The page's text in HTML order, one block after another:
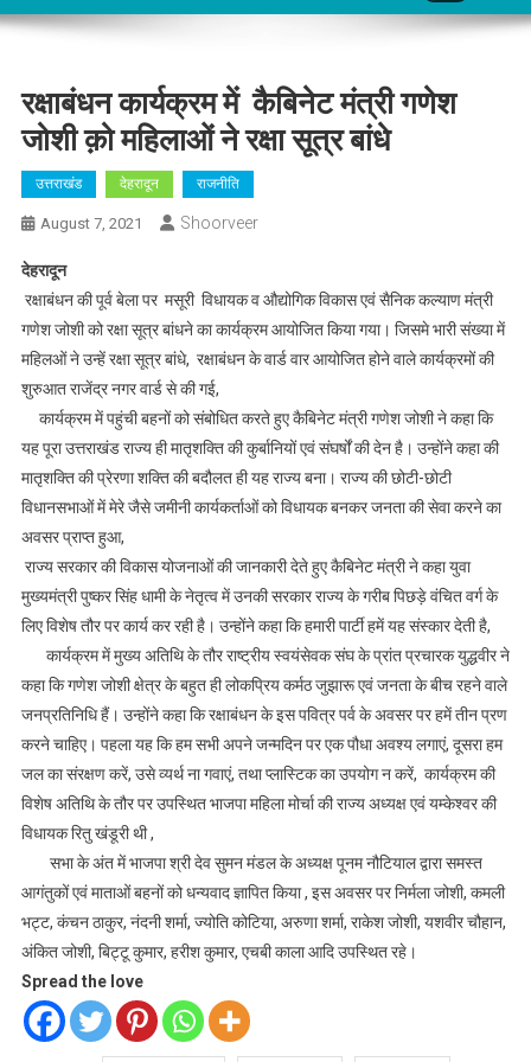
रक्षाबंधन कार्यक्रम में कैबिनेट मंत्री गणेश
जोशी क़ो महिलाओं ने रक्षा सूत्र बांधे
उत्तराखंड देहरादून राजनीति
August 7, 2021 Shoorveer
देहरादून
रक्षाबंधन की पूर्व बेला पर मसूरी विधायक व औद्योगिक विकास एवं सैनिक कल्याण मंत्री
गणेश जोशी को रक्षा सूत्र बांधने का कार्यक्रम आयोजित किया गया। जिसमे भारी संख्या में
महिलओं ने उन्हें रक्षा सूत्र बांधे, रक्षाबंधन के वार्ड वार आयोजित होने वाले कार्यक्रमों की
शुरुआत राजेंद्र नगर वार्ड से की गई,
कार्यक्रम में पहुंची बहनों को संबोधित करते हुए कैबिनेट मंत्री गणेश जोशी ने कहा कि
यह पूरा उत्तराखंड राज्य ही मातृशक्ति की कुर्बानियों एवं संघर्षों की देन है। उन्होंने कहा की
मातृशक्ति की प्रेरणा शक्ति की बदौलत ही यह राज्य बना। राज्य की छोटी-छोटी
विधानसभाओं में मेरे जैसे जमीनी कार्यकर्ताओं को विधायक बनकर जनता की सेवा करने का
अवसर प्राप्त हुआ,
राज्य सरकार की विकास योजनाओं की जानकारी देते हुए कैबिनेट मंत्री ने कहा युवा
मुख्यमंत्री पुष्कर सिंह धामी के नेतृत्व में उनकी सरकार राज्य के गरीब पिछड़े वंचित वर्ग के
लिए विशेष तौर पर कार्य कर रही है। उन्होंने कहा कि हमारी पार्टी हमें यह संस्कार देती है,
कार्यक्रम में मुख्य अतिथि के तौर राष्ट्रीय स्वयंसेवक संघ के प्रांत प्रचारक युद्धवीर ने
कहा कि गणेश जोशी क्षेत्र के बहुत ही लोकप्रिय कर्मठ जुझारू एवं जनता के बीच रहने वाले
जनप्रतिनिधि हैं। उन्होंने कहा कि रक्षाबंधन के इस पवित्र पर्व के अवसर पर हमें तीन प्रण
करने चाहिए। पहला यह कि हम सभी अपने जन्मदिन पर एक पौधा अवश्य लगाएं, दूसरा हम
जल का संरक्षण करें, उसे व्यर्थ ना गवाएं, तथा प्लास्टिक का उपयोग न करें, कार्यक्रम की
विशेष अतिथि के तौर पर उपस्थित भाजपा महिला मोर्चा की राज्य अध्यक्ष एवं यम्केश्वर की
विधायक रितु खंडूरी थी ,
सभा के अंत में भाजपा श्री देव सुमन मंडल के अध्यक्ष पूनम नौटियाल द्वारा समस्त
आगंतुकों एवं माताओं बहनों को धन्यवाद ज्ञापित किया , इस अवसर पर निर्मला जोशी, कमली
भट्ट, कंचन ठाकुर, नंदनी शर्मा, ज्योति कोटिया, अरुणा शर्मा, राकेश जोशी, यशवीर चौहान,
अंकित जोशी, बिट्टू कुमार, हरीश कुमार, एचबी काला आदि उपस्थित रहे।
Spread the love